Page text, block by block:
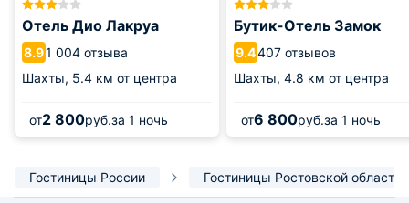
Отель Дио Лакруа
8.91 004 отзыва
Шахты, 5.4 км от центра
от2 800руб.за 1 ночь
Бутик-Отель Замок
9.4407 отзывов
Шахты, 4.8 км от центра
от6 800руб.за 1 ночь
Гостиницы России Гостиницы Ростовской области